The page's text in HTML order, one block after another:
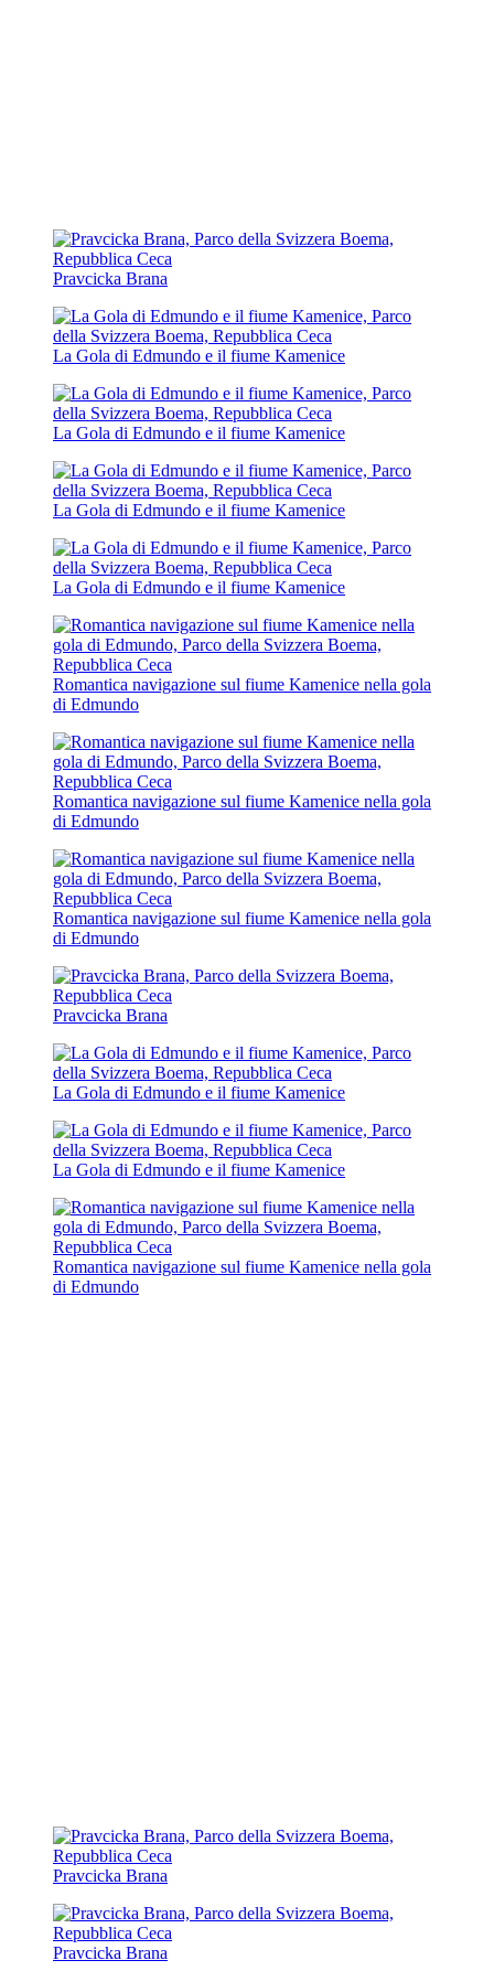
Pravcicka Brana
La Gola di Edmundo e il fiume Kamenice
La Gola di Edmundo e il fiume Kamenice
La Gola di Edmundo e il fiume Kamenice
La Gola di Edmundo e il fiume Kamenice
Romantica navigazione sul fiume Kamenice nella gola
di Edmundo
Romantica navigazione sul fiume Kamenice nella gola
di Edmundo
Romantica navigazione sul fiume Kamenice nella gola
di Edmundo
Pravcicka Brana
La Gola di Edmundo e il fiume Kamenice
La Gola di Edmundo e il fiume Kamenice
Romantica navigazione sul fiume Kamenice nella gola
di Edmundo
Pravcicka Brana
Pravcicka Brana